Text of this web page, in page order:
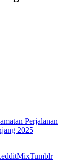
MixTumblr